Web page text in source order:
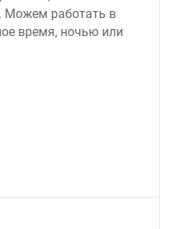
Можем работать в
время, ночью или